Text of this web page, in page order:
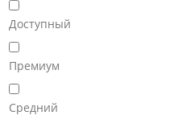
Доступный
Премиум
Средний